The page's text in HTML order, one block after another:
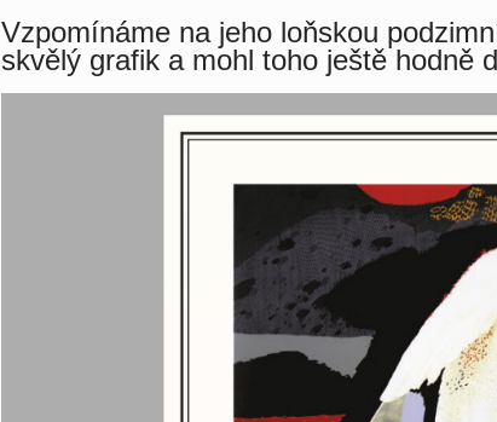
Vzpomínáme na jeho loňskou
skvělý grafik a mohl toho ještě hodně